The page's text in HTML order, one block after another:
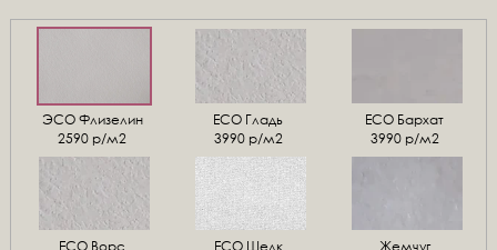
ЭСО Флизелин
2590 р/м2
ЕСО Гладь
3990 р/м2
ECO Бархат
3990 р/м2